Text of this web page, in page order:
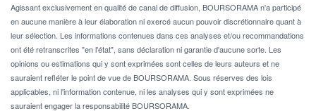
Agissant exclusivement en qualité de canal de diffusion, BOURSORAMA n'a participé
en aucune manière à leur élaboration ni exercé aucun pouvoir discrétionnaire quant à
leur sélection. Les informations contenues dans ces analyses et/ou recommandations
ont été retranscrites "en l'état", sans déclaration ni garantie d'aucune sorte. Les
opinions ou estimations qui y sont exprimées sont celles de leurs auteurs et ne
sauraient refléter le point de vue de BOURSORAMA. Sous réserves des lois
applicables, ni l'information contenue, ni les analyses qui y sont exprimées ne
sauraient engager la responsabilité BOURSORAMA.